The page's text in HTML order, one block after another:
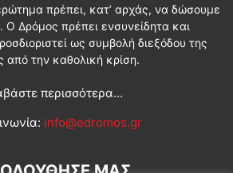
πρέπει, κατ’ αρχάς, να δώσουμε
Ο Δρόμος πρέπει ενσυνείδητα και
ως συμβολή διεξόδου της
από την καθολική κρίση.
περισσότερα...
info@edromos.gr